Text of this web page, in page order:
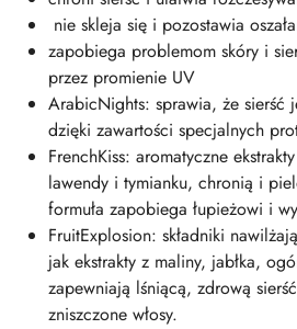
nie skleja się i pozostawia
zapobiega problemom skóry i
przez promienie UV
ArabicNights: sprawia, że ​​sierść
dzięki zawartości specjalnych
FrenchKiss: aromatyczne
lawendy i tymianku, chronią i
formuła zapobiega łupieżowi i
FruitExplosion: składniki
jak ekstrakty z maliny, jabłka,
zapewniają lśniącą, zdrową
zniszczone włosy.